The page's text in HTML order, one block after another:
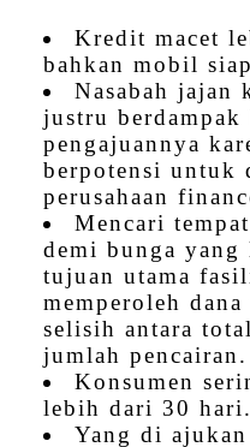
Kredit macet
bahkan mobil
Nasabah jajan
justru berdampak
pengajuannya
berpotensi untuk
perusahaan
Mencari
demi bunga
tujuan utama
memperoleh
selisih antara
jumlah pencairan.
Konsumen
lebih dari 30 hari.
Yang di